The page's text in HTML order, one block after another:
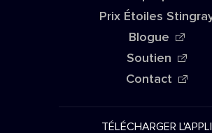
Prix Étoiles
Blogue
Soutien
Contact
TÉLÉCHARGER L'APPLI